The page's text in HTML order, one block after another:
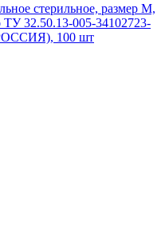
стерильное, размер М,
ТУ 32.50.13-005-34102723-
100 шт